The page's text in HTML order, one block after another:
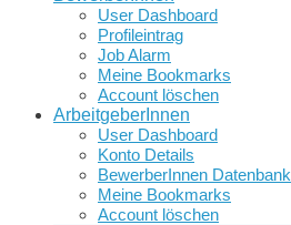
User Dashboard
Profileintrag
Job Alarm
Meine Bookmarks
Account löschen
ArbeitgeberInnen
User Dashboard
Konto Details
BewerberInnen Datenbank
Meine Bookmarks
Account löschen